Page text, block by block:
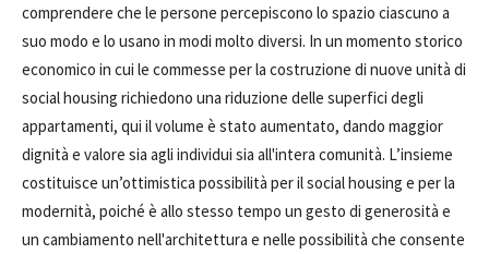
comprendere che le persone percepiscono lo spazio ciascuno a
suo modo e lo usano in modi molto diversi. In un momento storico
economico in cui le commesse per la costruzione di nuove unità di
social housing richiedono una riduzione delle superfici degli
appartamenti, qui il volume è stato aumentato, dando maggior
dignità e valore sia agli individui sia all'intera comunità. L’insieme
costituisce un’ottimistica possibilità per il social housing e per la
modernità, poiché è allo stesso tempo un gesto di generosità e
un cambiamento nell'architettura e nelle possibilità che consente